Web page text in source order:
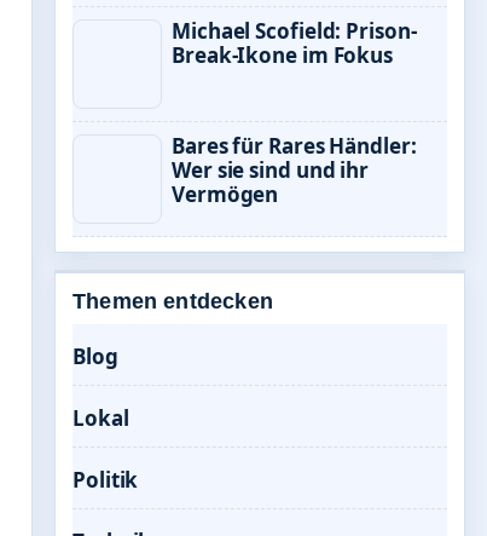
Michael Scofield: Prison-
Break-Ikone im Fokus
Bares für Rares Händler:
Wer sie sind und ihr
Vermögen
Themen entdecken
Blog
Lokal
Politik